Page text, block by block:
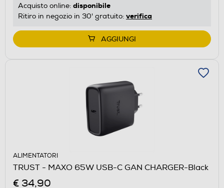
Acquisto online: disponibile
Ritiro in negozio in 30' gratuito: verifica
AGGIUNGI
ALIMENTATORI
TRUST - MAXO 65W USB-C GAN CHARGER-Black
€ 34,90